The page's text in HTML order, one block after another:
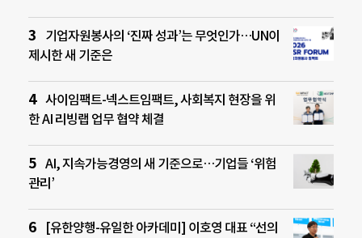
기업자원봉사의 ‘진짜 성과’는 무엇인가…UN이
제시한 새 기준은
사이임팩트-넥스트임팩트, 사회복지 현장을 위
한 AI 리빙랩 업무 협약 체결
AI, 지속가능경영의 새 기준으로…기업들 ‘위험
관리’
[유한양행-유일한 아카데미] 이호영 대표 “선의